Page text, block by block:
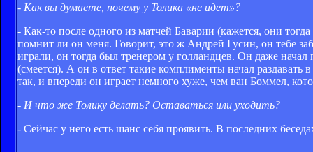
- Как вы думаете, почему у Толика «не идет»?
- Как-то после одного из матчей Баварии (кажется, они
помнит ли он меня. Говорит, это ж Андрей Гусин, он тебе
играли, он тогда был тренером у голландцев. Он даже
(смеется). А он в ответ такие комплименты начал раздавать
так, и впереди он играет немного хуже, чем ван Боммел,
- И что же Толику делать? Оставаться или уходить?
- Сейчас у него есть шанс себя проявить. В последних